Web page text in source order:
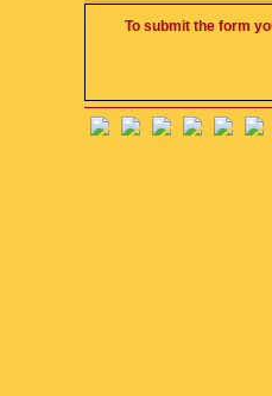
To submit the form